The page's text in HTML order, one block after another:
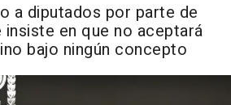
a diputados por parte de
en que no aceptará
bajo ningún concepto